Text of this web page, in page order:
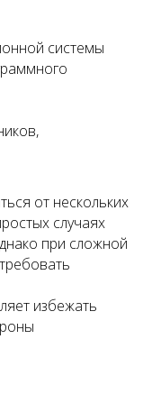
системы
от нескольких
случаях
при сложной
избежать